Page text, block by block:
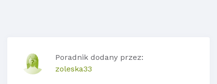
Poradnik dodany przez:
zoleska33